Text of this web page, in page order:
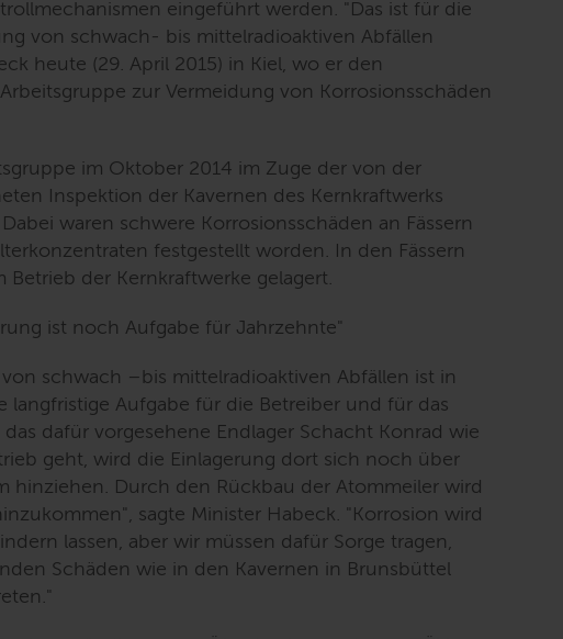
eingeführt werden. " Das ist für die
von schwach- bis mittelradioaktiven Abfällen
heute (29. April 2015) in Kiel, wo er den
zur Vermeidung von Korrosionsschäden
im Oktober 2014 im Zuge der von der
Inspektion der Kavernen des Kernkraftwerks
waren schwere Korrosionsschäden an Fässern
festgestellt worden. In den Fässern
Betrieb der Kernkraftwerke gelagert.
ist noch Aufgabe für Jahrzehnte"
schwach –bis mittelradioaktiven Abfällen ist in
langfristige Aufgabe für die Betreiber und für das
dafür vorgesehene Endlager Schacht Konrad wie
geht, wird die Einlagerung dort sich noch über
hinziehen. Durch den Rückbau der Atommeiler wird
", sagte Minister Habeck. " Korrosion wird
lassen, aber wir müssen dafür Sorge tragen,
Schäden wie in den Kavernen in Brunsbüttel
"